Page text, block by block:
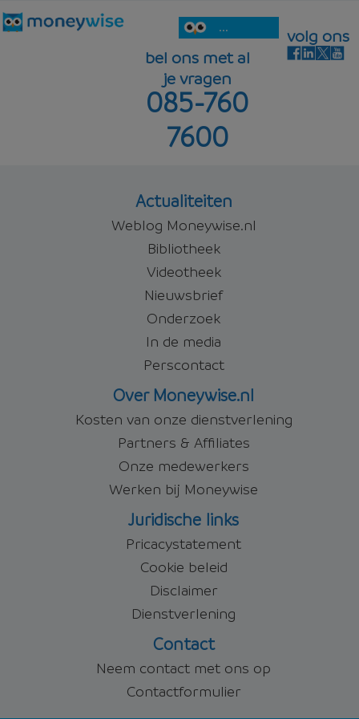
...
bel ons met al
je vragen
085-760
7600
volg ons
Actualiteiten
Weblog Moneywise.nl
Bibliotheek
Videotheek
Nieuwsbrief
Onderzoek
In de media
Perscontact
Over Moneywise.nl
Kosten van onze dienstverlening
Partners & Affiliates
Onze medewerkers
Werken bij Moneywise
Juridische links
Pricacystatement
Cookie beleid
Disclaimer
Dienstverlening
Contact
Neem contact met ons op
Contactformulier